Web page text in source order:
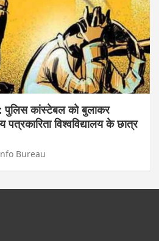
कांस्टेबल को बुलाकर
पत्रकारिता विश्वविद्यालय के छात्र
Bureau